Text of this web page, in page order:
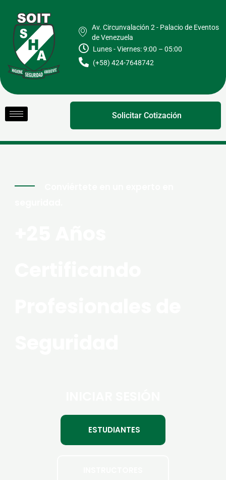
contenido
Av. Circunvalación 2 - Palacio de Eventos
de Venezuela
Lunes - Viernes: 9:00 – 05:00
(+58) 424-7648742
Solicitar Cotización
ESTUDIANTES